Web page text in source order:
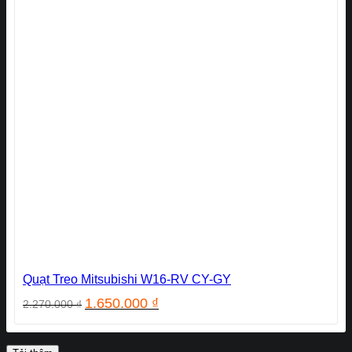
Quạt Treo Mitsubishi W16-RV CY-GY
2.270.000₫ Giá
là:
1.650.000 ₫
tại